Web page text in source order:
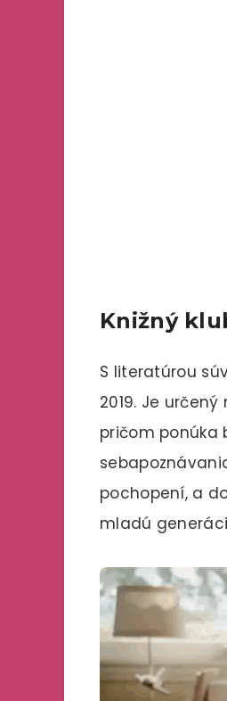
Knižný
S literatúrou
2019. Je
pričom ponúka
pochopení, a
mladú